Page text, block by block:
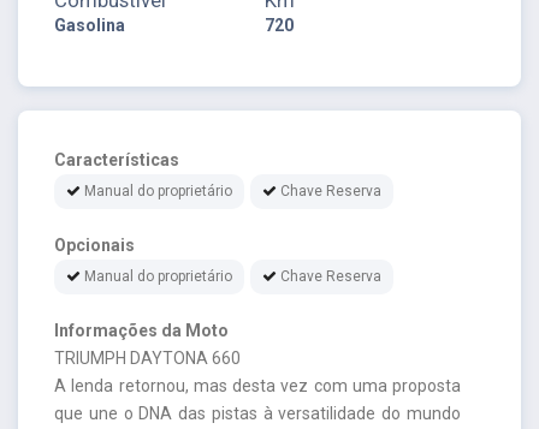
Gasolina 720
Características
Manual do proprietário Chave Reserva
Opcionais
Manual do proprietário Chave Reserva
Informações da Moto
TRIUMPH DAYTONA 660
A lenda retornou, mas desta vez com uma proposta
que une o DNA das pistas à versatilidade do mundo